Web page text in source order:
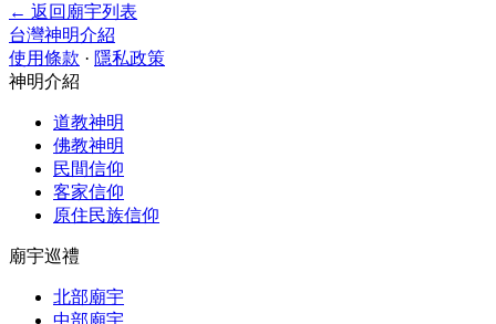
← 返回廟宇列表
台灣神明介紹
使用條款 · 隱私政策
神明介紹
道教神明
佛教神明
民間信仰
客家信仰
原住民族信仰
廟宇巡禮
北部廟宇
中部廟宇